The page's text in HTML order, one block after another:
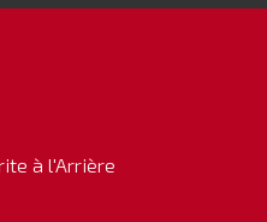
à l'Arrière